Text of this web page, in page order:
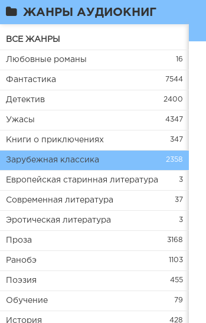
ЖАНРЫ АУДИОКНИГ
ВСЕ ЖАНРЫ
Любовные романы 16
Фантастика 7544
Детектив 2400
Ужасы 4347
Книги о приключениях 347
Зарубежная классика 2358
Европейская старинная литература 3
Современная литература 37
Эротическая литература 3
Проза 3168
Ранобэ 1103
Поэзия 455
Обучение 79
История 428